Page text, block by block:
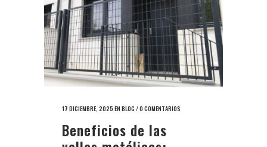
17 DICIEMBRE, 2025 EN BLOG /0 COMENTARIOS
Beneficios de las